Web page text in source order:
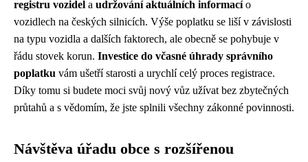
registru vozidel a udržování aktuálních informacío
vozidlech na českých silnicích. Výše poplatku se liší v závislosti
na typu vozidla a dalších faktorech, ale obecně se pohybuje v
řádu stovek korun. Investice do včasné úhrady správního
poplatku vám ušetří starosti a urychlí celý proces registrace.
Díky tomu si budete moci svůj nový vůz užívat bez zbytečných
průtahů a s vědomím, že jste splnili všechny zákonné povinnosti.
Návštěva úřadu obce s rozšířenou